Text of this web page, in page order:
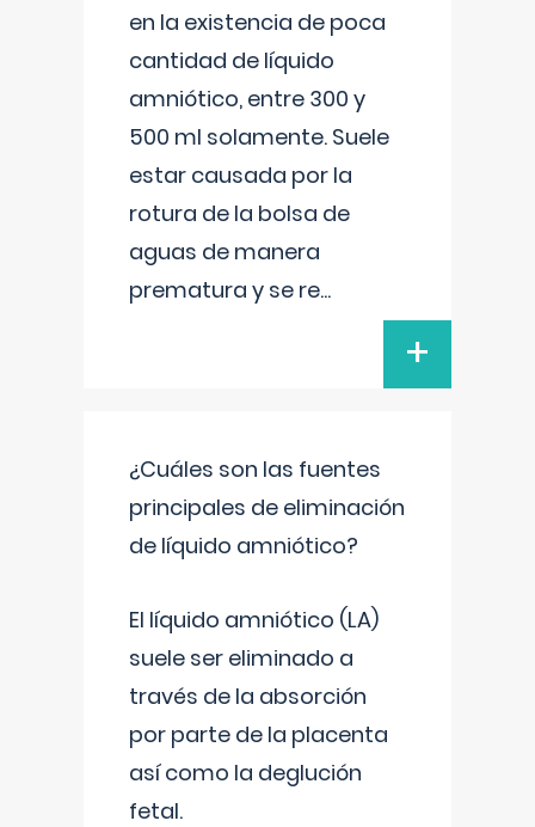
en la existencia de poca
cantidad de líquido
amniótico, entre 300 y
500 ml solamente. Suele
estar causada por la
rotura de la bolsa de
aguas de manera
prematura y se re...
+
¿Cuáles son las fuentes
principales de eliminación
de líquido amniótico?
El líquido amniótico (LA)
suele ser eliminado a
través de la absorción
por parte de la placenta
así como la deglución
fetal.